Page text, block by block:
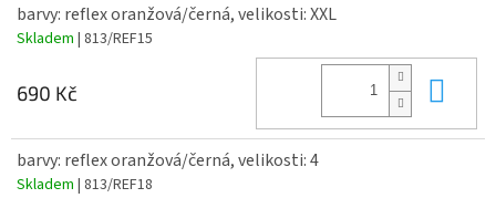
barvy: reflex oranžová/černá, velikosti: XXL
Skladem | 813/REF15
690 Kč
barvy: reflex oranžová/černá, velikosti: 4
Skladem | 813/REF18